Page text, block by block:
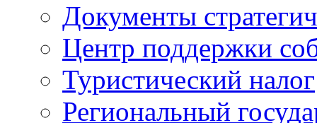
Документы
Центр поддержки
Туристический налог
Региональный